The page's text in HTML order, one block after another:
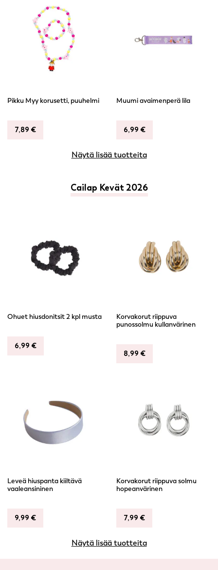
Pikku Myy korusetti, puuhelmi
7,89 €
Muumi avaimenperä lila
6,99 €
Näytä lisää tuotteita
Cailap Kevät 2026
Ohuet hiusdonitsit 2 kpl musta
6,99 €
Korvakorut riippuva
punossolmu kullanvärinen
8,99 €
Leveä hiuspanta kiiltävä
vaaleansininen
9,99 €
Korvakorut riippuva solmu
hopeanvärinen
7,99 €
Näytä lisää tuotteita